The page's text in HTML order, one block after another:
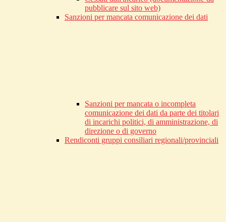
pubblicare sul sito web)
Sanzioni per mancata comunicazione dei dati
Sanzioni per mancata o incompleta
comunicazione dei dati da parte dei titolari
di incarichi politici, di amministrazione, di
direzione o di governo
Rendiconti gruppi consiliari regionali/provinciali